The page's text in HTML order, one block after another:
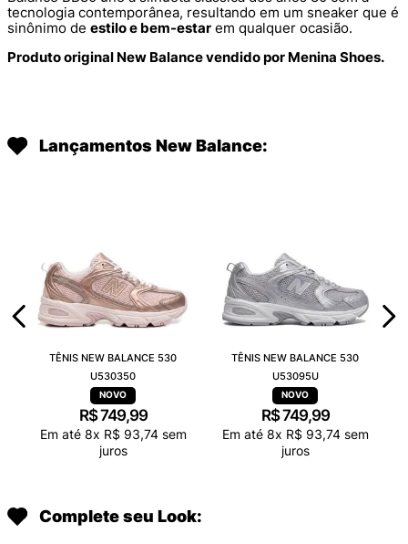
tecnologia contemporânea, resultando em um sneaker que é
sinônimo de estilo e bem-estar em qualquer ocasião.
Produto original New Balance vendido por Menina Shoes.
Lançamentos New Balance:
TÊNIS NEW BALANCE 530
U530350
R$749,99
Em até 8x R$ 93,74sem
juros
TÊNIS NEW BALANCE 530
U53095U
R$749,99
Em até 8x R$ 93,74sem
juros
Complete seu Look: